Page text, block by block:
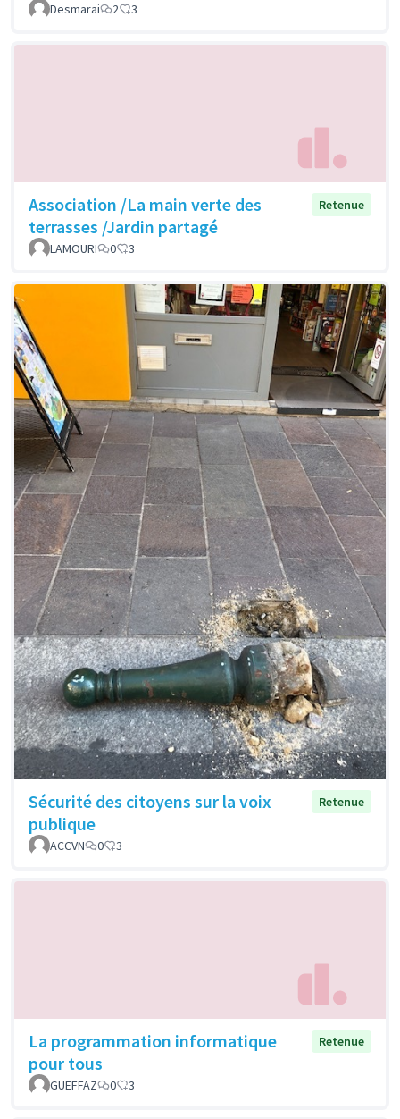
Desmarai 2 3
Association /La main verte des
terrasses /Jardin partagé
Retenue
LAMOURI 0 3
Sécurité des citoyens sur la voix
publique
Retenue
ACCVN 0 3
La programmation informatique
pour tous
Retenue
GUEFFAZ 0 3